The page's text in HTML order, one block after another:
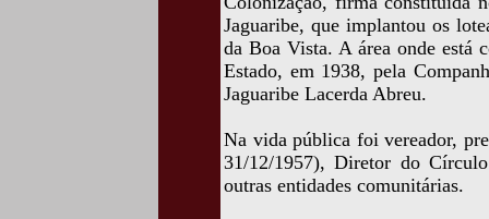
Jaguaribe, que implantou os
da Boa Vista. A área onde está
Estado, em 1938, pela
Jaguaribe Lacerda Abreu.
Na vida pública foi vereador,
31/12/1957), Diretor do
outras entidades comunitárias.